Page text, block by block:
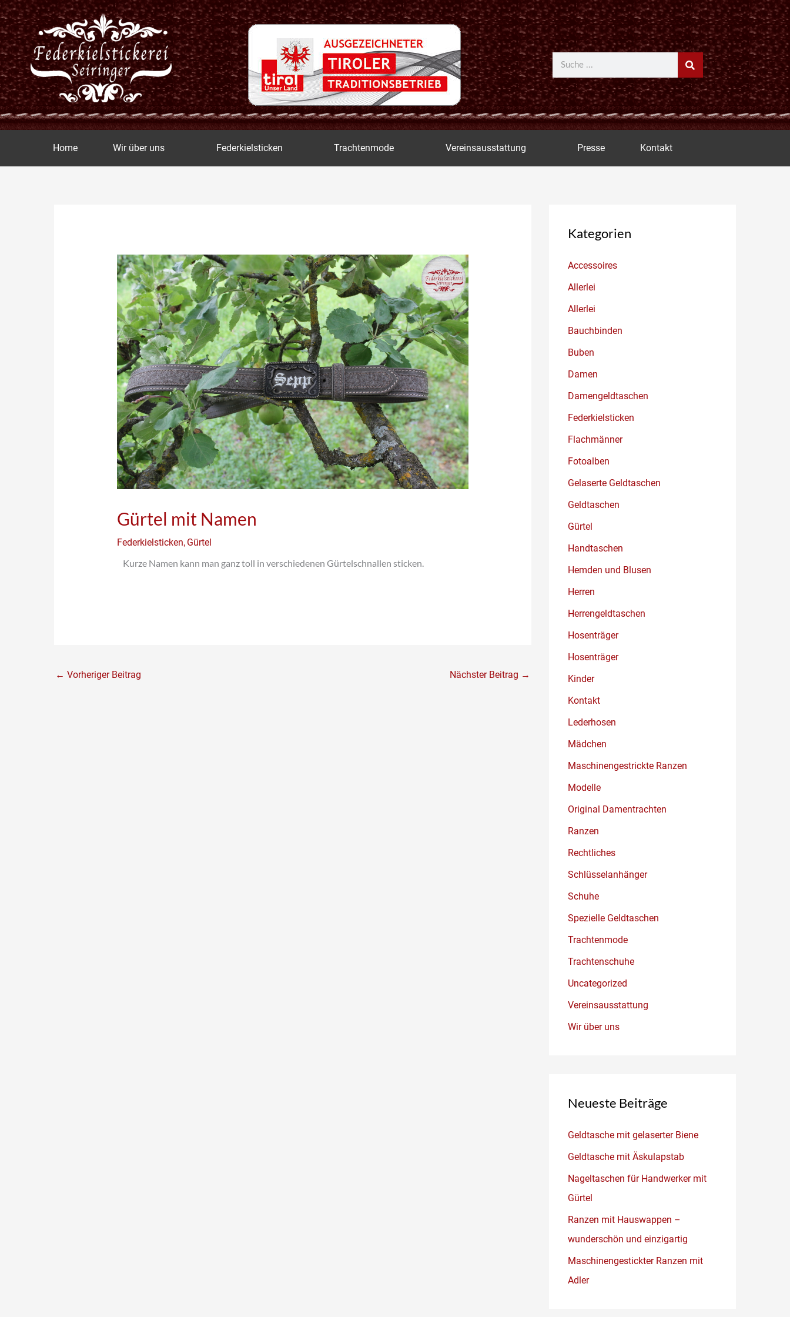
Zum
Inhalt
springen
Suche
Home Wir über uns Federkielsticken Trachtenmode Vereinsausstattung Presse Kontakt
Gürtel mit Namen
Federkielsticken, Gürtel
Kurze Namen kann man ganz toll in verschiedenen Gürtelschnallen sticken.
← Vorheriger Beitrag Nächster Beitrag →
Kategorien
Accessoires
Allerlei
Allerlei
Bauchbinden
Buben
Damen
Damengeldtaschen
Federkielsticken
Flachmänner
Fotoalben
Gelaserte Geldtaschen
Geldtaschen
Gürtel
Handtaschen
Hemden und Blusen
Herren
Herrengeldtaschen
Hosenträger
Hosenträger
Kinder
Kontakt
Lederhosen
Mädchen
Maschinengestrickte Ranzen
Modelle
Original Damentrachten
Ranzen
Rechtliches
Schlüsselanhänger
Schuhe
Spezielle Geldtaschen
Trachtenmode
Trachtenschuhe
Uncategorized
Vereinsausstattung
Wir über uns
Neueste Beiträge
Geldtasche mit gelaserter Biene
Geldtasche mit Äskulapstab
Nageltaschen für Handwerker mit
Gürtel
Ranzen mit Hauswappen –
wunderschön und einzigartig
Maschinengestickter Ranzen mit
Adler